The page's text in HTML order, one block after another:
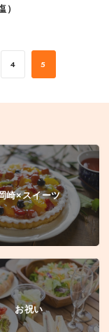
）
4 5
崎×スイーツ
お祝い